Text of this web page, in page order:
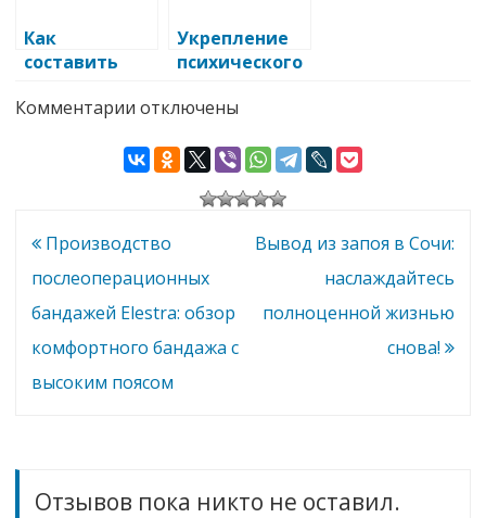
Как
составить
людей,
Укрепление
психического
эмоциональн
Комментарии к
Компрессионные
рукава:
отличный
и
отключены
Навигация
по
записям
Производство
послеоперационных
бандажей Elestra: обзор
комфортного бандажа с
высоким поясом
Вывод из запоя в Сочи:
наслаждайтесь
полноценной жизнью
снова!
Отзывов пока никто не оставил.